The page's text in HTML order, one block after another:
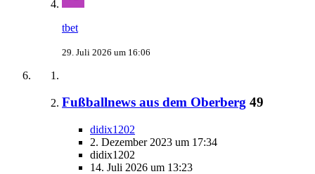
tbet
29. Juli 2026 um 16:06
Fußballnews aus dem Oberberg 49
didix1202
2. Dezember 2023 um 17:34
didix1202
14. Juli 2026 um 13:23